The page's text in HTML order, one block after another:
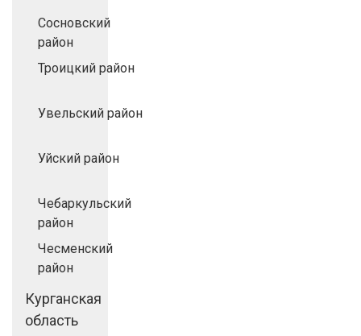
Сосновский
район
Троицкий район
Увельский район
Уйский район
Чебаркульский
район
Чесменский
район
Курганская
область